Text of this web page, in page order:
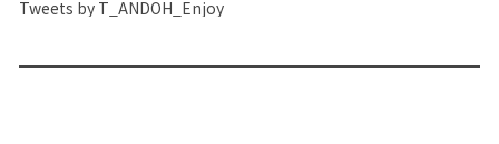
Tweets by T_ANDOH_Enjoy